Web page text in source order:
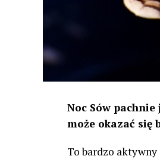
Noc Sów
może okazać się
To bardzo aktywny